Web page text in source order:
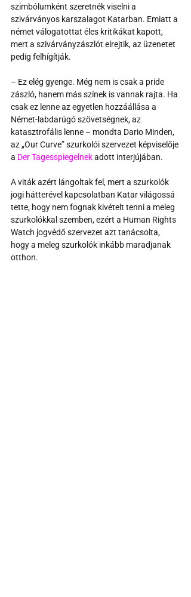
szimbólumként szeretnék viselni a
szivárványos karszalagot Katarban. Emiatt a
német válogatottat éles kritikákat kapott,
mert a szivárványzászlót elrejtik, az üzenetet
pedig felhígítják.
– Ez elég gyenge. Még nem is csak a pride
zászló, hanem más színek is vannak rajta. Ha
csak ez lenne az egyetlen hozzáállása a
Német-labdarúgó szövetségnek, az
katasztrofális lenne – mondta Dario Minden,
az „Our Curve” szurkolói szervezet képviselője
a Der Tagesspiegelnek adott interjújában.
A viták azért lángoltak fel, mert a szurkolók
jogi hátterével kapcsolatban Katar világossá
tette, hogy nem fognak kivételt tenni a meleg
szurkolókkal szemben, ezért a Human Rights
Watch jogvédő szervezet azt tanácsolta,
hogy a meleg szurkolók inkább maradjanak
otthon.